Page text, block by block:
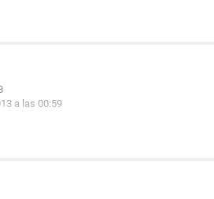
a las 00:59